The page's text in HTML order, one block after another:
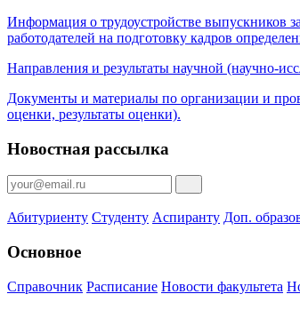
Информация о трудоустройстве выпускников
работодателей на подготовку кадров
Направления и результаты научной (научно-
Документы и материалы по организации и
оценки, результаты оценки).
Новостная рассылка
Абитуриенту Студенту Аспиранту Доп.
Основное
Справочник Расписание Новости факультета